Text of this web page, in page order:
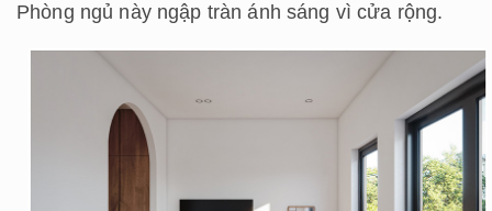
Phòng ngủ này ngập tràn ánh sáng vì cửa rộng.